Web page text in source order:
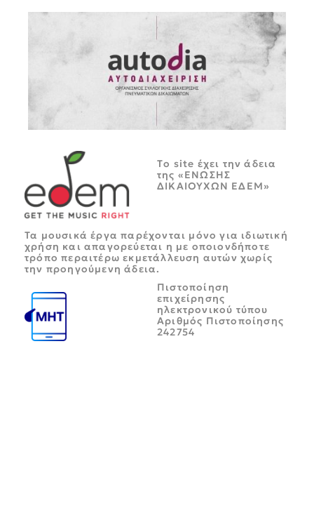
Tο site έχει την άδεια
της «ΕΝΩΣΗΣ
ΔΙΚΑΙΟΥΧΩΝ ΕΔΕΜ»
Τα μουσικά έργα παρέχονται μόνο για ιδιωτική
χρήση και απαγορεύεται η με οποιονδήποτε
τρόπο περαιτέρω εκμετάλλευση αυτών χωρίς
την προηγούμενη άδεια.
Πιστοποίηση
επιχείρησης
ηλεκτρονικού τύπου
Αριθμός Πιστοποίησης
242754